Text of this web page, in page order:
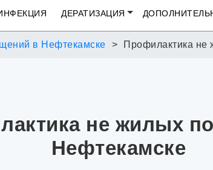
Салават
Кузнецк
Сибай
Туймазы
Адлер
ДЕРАТИЗАЦИЯ
в Нефтекамске Профилактика
не жилых
Нефтекамске